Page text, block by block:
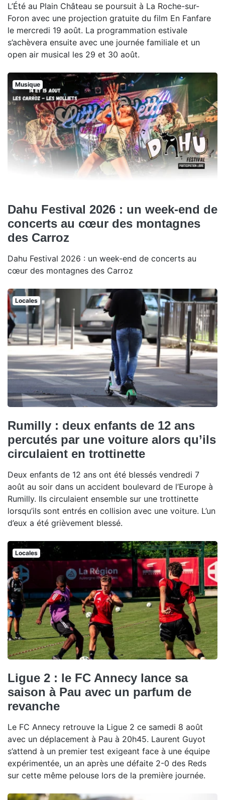
L’Été au Plain Château se poursuit à La Roche-sur-
Foron avec une projection gratuite du film En Fanfare
le mercredi 19 août. La programmation estivale
s’achèvera ensuite avec une journée familiale et un
open air musical les 29 et 30 août.
Musique
Dahu Festival 2026 : un week-end de
concerts au cœur des montagnes
des Carroz
Dahu Festival 2026 : un week-end de concerts au
cœur des montagnes des Carroz
Locales
Rumilly : deux enfants de 12 ans
percutés par une voiture alors qu’ils
circulaient en trottinette
Deux enfants de 12 ans ont été blessés vendredi 7
août au soir dans un accident boulevard de l’Europe à
Rumilly. Ils circulaient ensemble sur une trottinette
lorsqu’ils sont entrés en collision avec une voiture. L’un
d’eux a été grièvement blessé.
Locales
Ligue 2 : le FC Annecy lance sa
saison à Pau avec un parfum de
revanche
Le FC Annecy retrouve la Ligue 2 ce samedi 8 août
avec un déplacement à Pau à 20h45. Laurent Guyot
s’attend à un premier test exigeant face à une équipe
expérimentée, un an après une défaite 2-0 des Reds
sur cette même pelouse lors de la première journée.